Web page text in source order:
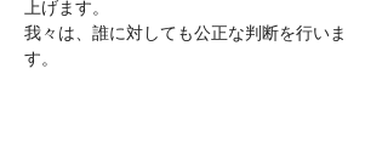
上げます。
我々は、誰に対しても公正な判断を行いま
す。